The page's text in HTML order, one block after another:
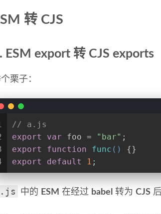
转 CJS
ESM export 转 CJS exports
栗子：
// a.js
export
var foo = "bar" ;
export
function func ( ) {}
export
default 1 ;
中的 ESM 在经过 babel 转为 CJS